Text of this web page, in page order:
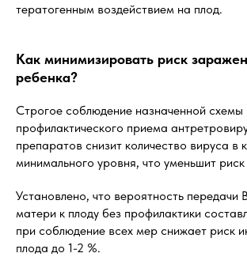
тератогенным воздействием на плод.
Как минимизировать риск
ребенка?
Строгое соблюдение назначенной схемы
профилактического приема
препаратов снизит количество вируса в
минимального уровня, что уменьшит
Установлено, что вероятность
матери к плоду без профилактики
при соблюдение всех мер снижает риск
плода до 1-2 %.